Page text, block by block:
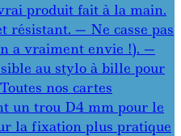
produit fait à la main.
résistant. — Ne casse pas
a vraiment envie !). —
au stylo à bille pour
nos cartes
un trou D4 mm pour le
la fixation plus pratique